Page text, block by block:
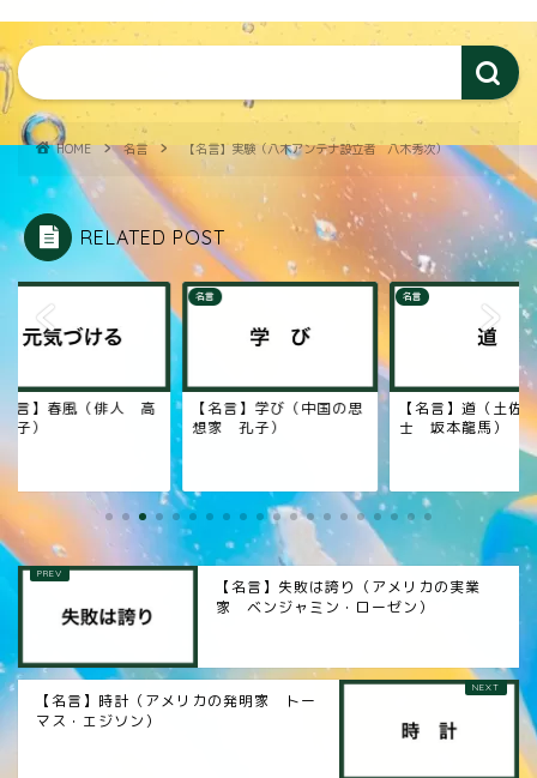
HOME 名言 【名言】実験（八木アンテナ設立者 八木秀次）
RELATED POST
言】春風（俳人 高
子）
名言
【名言】学び（中国の思
想家 孔子）
名言
【名言】道（土佐藩
士 坂本龍馬）
【名言】失敗は誇り（アメリカの実業
家 ベンジャミン・ローゼン）
【名言】時計（アメリカの発明家 トー
マス・エジソン）